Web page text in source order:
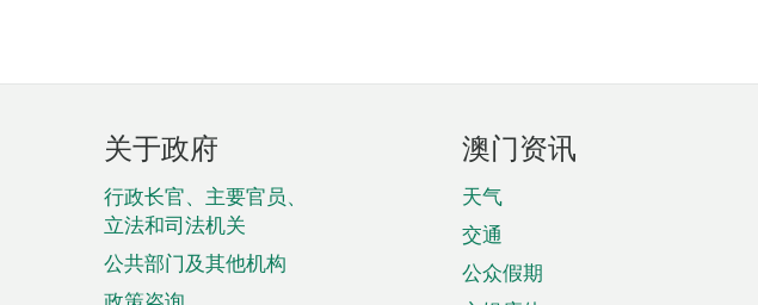
页
脚
菜
单
关于政府
行政长官、主要官员、
立法和司法机关
公共部门及其他机构
澳门资讯
天气
交通
公众假期